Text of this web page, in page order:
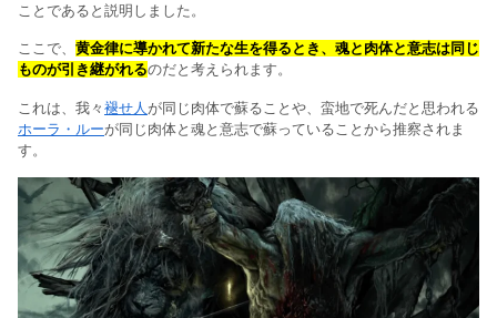
ことであると説明しました。
ここで、 黄金律に導かれて新たな生を得るとき、魂と肉体と意志は同じ
ものが引き継がれるのだと考えられます。
これは、我々 褪せ人 が同じ肉体で蘇ることや、蛮地で死んだと思われる
ホーラ・ルーが同じ肉体と魂と意志で蘇っていることから推察されま
す。